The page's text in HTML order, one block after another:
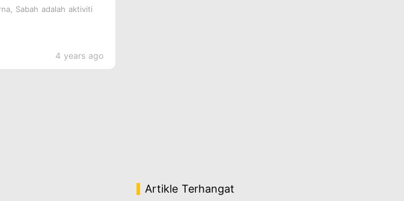
4 years ago
Sabah adalah aktiviti
Artikle Terhangat